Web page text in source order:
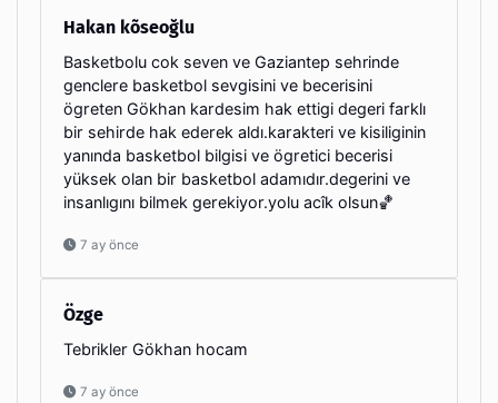
Hakan kõseoğlu
Basketbolu cok seven ve Gaziantep sehrinde
genclere basketbol sevgisini ve becerisini
ögreten Gökhan kardesim hak ettigi degeri farklı
bir sehirde hak ederek aldı.karakteri ve kisiliginin
yanında basketbol bilgisi ve ögretici becerisi
yüksek olan bir basketbol adamıdır.degerini ve
insanlıgını bilmek gerekiyor.yolu acîk olsun🏀
7 ay önce
Özge
Tebrikler Gökhan hocam
7 ay önce